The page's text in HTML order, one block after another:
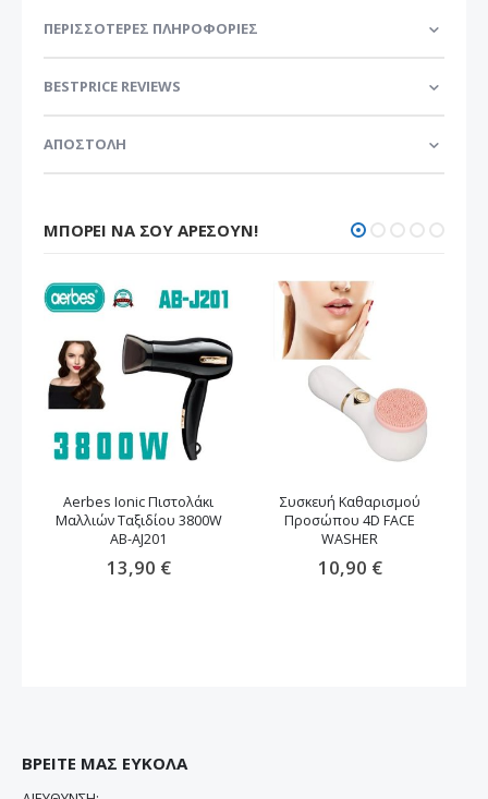
ΠΕΡΙΣΣΌΤΕΡΕΣ ΠΛΗΡΟΦΟΡΊΕΣ
BESTPRICE REVIEWS
ΑΠΟΣΤΟΛΗ
ΜΠΟΡΕΊ ΝΑ ΣΟΥ ΑΡΈΣΟΥΝ!
Aerbes Ionic Πιστολάκι
Μαλλιών Ταξιδίου 3800W
AB-AJ201
13,90 €
Συσκευή Καθαρισμού
Προσώπου 4D FACE
WASHER
10,90 €
ΒΡΕΙΤΕ ΜΑΣ ΕΥΚΟΛΑ